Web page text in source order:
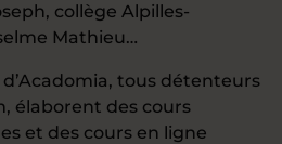
collège Alpilles-
Mathieu…
tous détenteurs
élaborent des cours
et des cours en ligne